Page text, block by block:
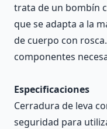
trata de un bombín
que se adapta a la
de cuerpo con
componentes
Especificaciones
Cerradura de leva
seguridad para